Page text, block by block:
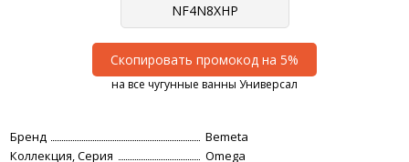
Скопировать промокод на 5%
на все чугунные ванны Универсал
Бренд
Bemeta
Коллекция, Серия
Omega